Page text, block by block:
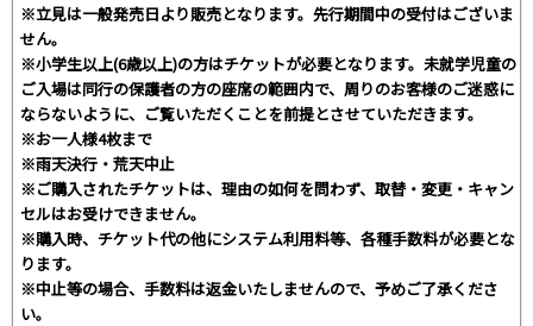
※立見は一般発売日より販売となります。先行期間中の受付はございま
せん。
※小学生以上(6歳以上)の方はチケットが必要となります。未就学児童の
ご入場は同行の保護者の方の座席の範囲内で、周りのお客様のご迷惑に
ならないように、ご覧いただくことを前提とさせていただきます。
※お一人様4枚まで
※雨天決行・荒天中止
※ご購入されたチケットは、理由の如何を問わず、取替・変更・キャン
セルはお受けできません。
※購入時、チケット代の他にシステム利用料等、各種手数料が必要とな
ります。
※中止等の場合、手数料は返金いたしませんので、予めご了承くださ
い。